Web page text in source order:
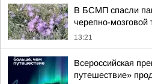
В БСМП спасли
черепно-мозговой
13:21
Всероссийская
путешествие»